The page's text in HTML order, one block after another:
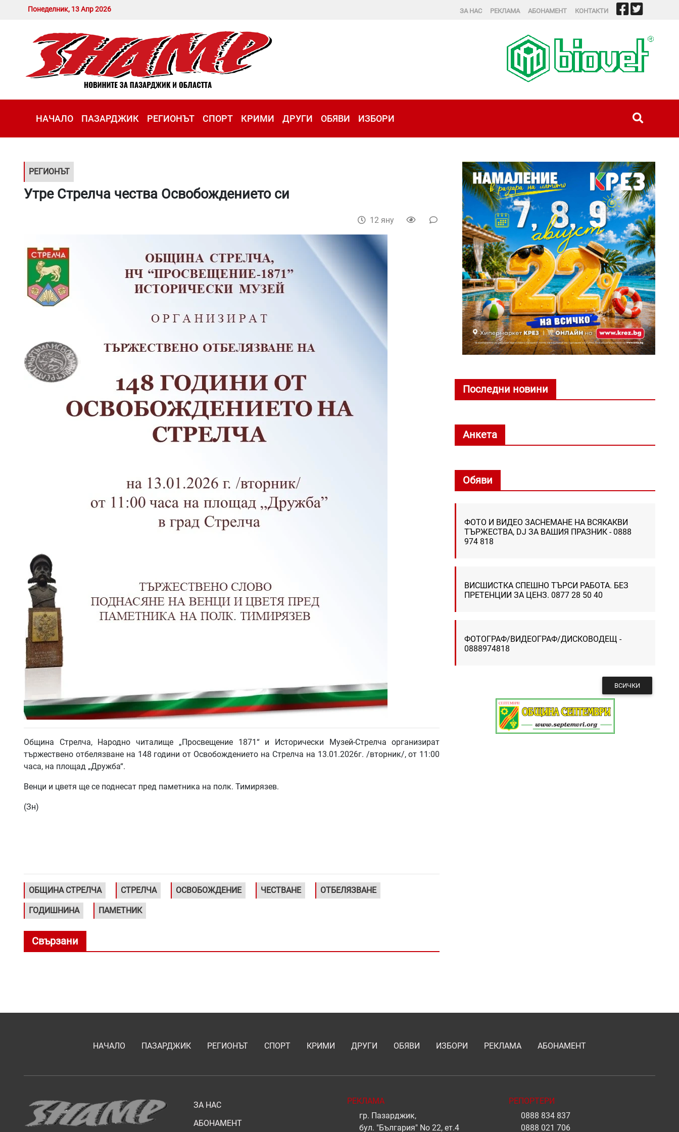
Понеделник, 13 Апр 2026 ЗА НАС РЕКЛАМА АБОНАМЕНТ КОНТАКТИ
НАЧАЛО ПАЗАРДЖИК РЕГИОНЪТ СПОРТ КРИМИ ДРУГИ ОБЯВИ ИЗБОРИ
РЕГИОНЪТ
Утре Стрелча чества Освобождението си
12 яну
Община Стрелча, Народно читалище „Просвещение 1871“ и Исторически Музей-Стрелча организират
тържествено отбелязване на 148 години от Освобождението на Стрелча на 13.01.2026г. /вторник/, от 11:00
часа, на площад „Дружба“.
Венци и цветя ще се поднесат пред паметника на полк. Тимирязев.
(Зн)
ОБЩИНА СТРЕЛЧА СТРЕЛЧА ОСВОБОЖДЕНИЕ ЧЕСТВАНЕ ОТБЕЛЯЗВАНЕ
ГОДИШНИНА ПАМЕТНИК
Свързани
Последни новини
Анкета
Обяви
ФОТО И ВИДЕО ЗАСНЕМАНЕ НА ВСЯКАКВИ
ТЪРЖЕСТВА, DJ ЗА ВАШИЯ ПРАЗНИК - 0888
974 818
ВИСШИСТКА СПЕШНО ТЪРСИ РАБОТА. БЕЗ
ПРЕТЕНЦИИ ЗА ЦЕНЗ. 0877 28 50 40
ФОТОГРАФ/ВИДЕОГРАФ/ДИСКОВОДЕЩ -
0888974818
ВСИЧКИ
НАЧАЛО ПАЗАРДЖИК РЕГИОНЪТ СПОРТ КРИМИ ДРУГИ ОБЯВИ ИЗБОРИ РЕКЛАМА АБОНАМЕНТ
ЗА НАС
АБОНАМЕНТ
РЕКЛАМА
гр. Пазарджик,
бул. "България" No 22, ет.4
РЕПОРТЕРИ
0888 834 837
0888 021 706